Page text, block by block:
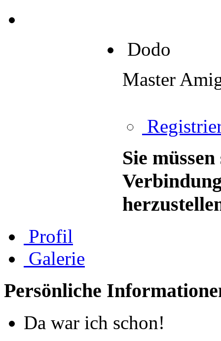
Dodo
Master
Sie
Profil
Galerie
Persönliche
Da war ich schon!